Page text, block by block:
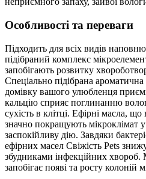
Особливості та переваги
Підходить для всіх видів
підібраний комплекс
запобігають розвитку
Спеціально підібрана
домівку вашого улюбленця
кальцію сприяє поглинанню
сухість в клітці. Ефірні масла,
значно покращують мікроклімат
заспокійливу дію. Завдяки
ефірних масел Свіжість Реts
збудниками інфекційних
запобігає появі та росту колоній